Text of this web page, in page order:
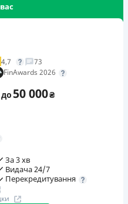
4,7
73
FinAwards 2026
до50 000₴
За 3 хв
Видача 24/7
Перекредитування